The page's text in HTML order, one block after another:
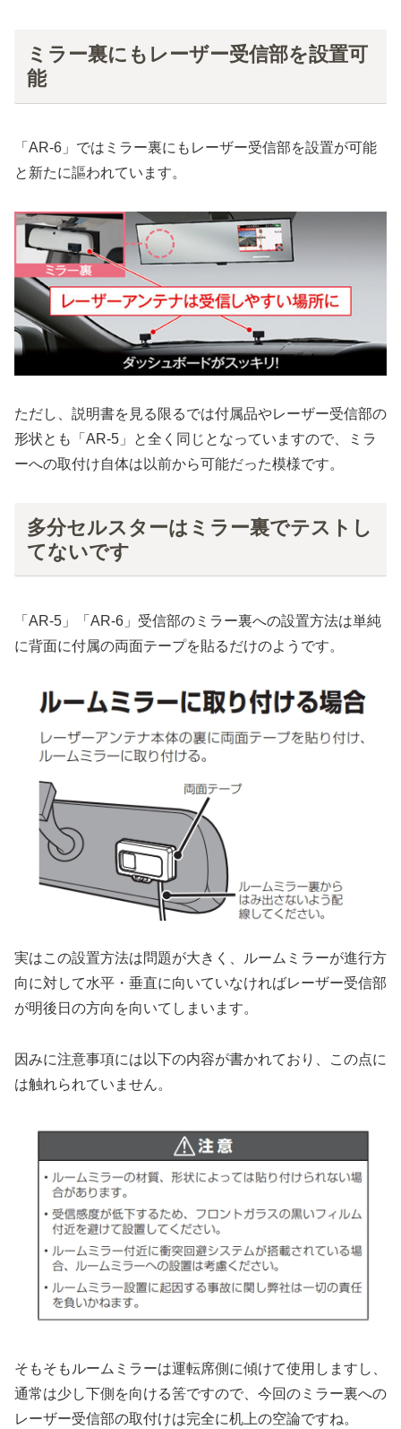
ミラー裏にもレーザー受信部を設置可
能
「AR-6」ではミラー裏にもレーザー受信部を設置が可能
と新たに謳われています。
ただし、説明書を見る限るでは付属品やレーザー受信部の
形状とも「AR-5」と全く同じとなっていますので、ミラ
ーへの取付け自体は以前から可能だった模様です。
多分セルスターはミラー裏でテストし
てないです
「AR-5」「AR-6」受信部のミラー裏への設置方法は単純
に背面に付属の両面テープを貼るだけのようです。
実はこの設置方法は問題が大きく、ルームミラーが進行方
向に対して水平・垂直に向いていなければレーザー受信部
が明後日の方向を向いてしまいます。
因みに注意事項には以下の内容が書かれており、この点に
は触れられていません。
そもそもルームミラーは運転席側に傾けて使用しますし、
通常は少し下側を向ける筈ですので、今回のミラー裏への
レーザー受信部の取付けは完全に机上の空論ですね。